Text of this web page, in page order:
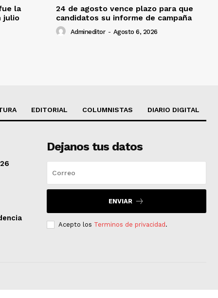
la
julio
24 de agosto vence plazo para que
candidatos su informe de campaña
Admineditor - Agosto 6, 2026
EDITORIAL COLUMNISTAS DIARIO DIGITAL
Dejanos tus datos
ENVIAR
Acepto los Terminos de privacidad.